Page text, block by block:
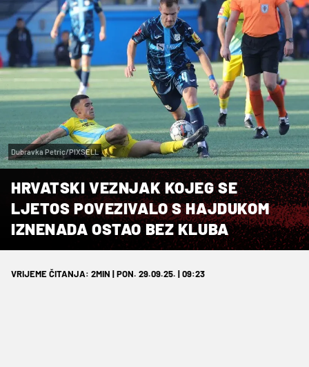
Dubravka Petric/PIXSELL
HRVATSKI VEZNJAK KOJEG SE
LJETOS POVEZIVALO S HAJDUKOM
IZNENADA OSTAO BEZ KLUBA
VRIJEME ČITANJA: 2MIN | PON. 29.09.25. | 09:23